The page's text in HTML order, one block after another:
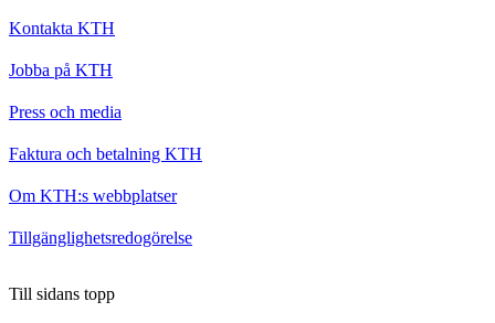
Kontakta KTH
Jobba på KTH
Press och media
Faktura och betalning KTH
Om KTH:s webbplatser
Tillgänglighetsredogörelse
Till sidans topp